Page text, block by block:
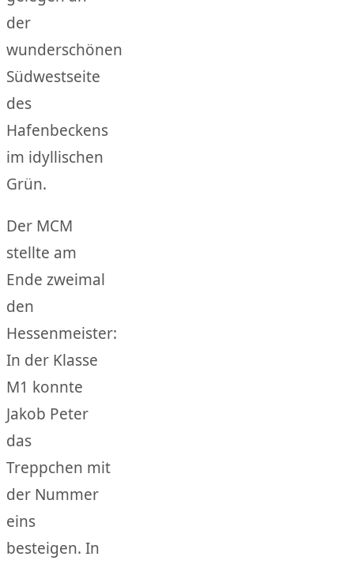
der
wunderschönen
Südwestseite
des
Hafenbeckens
im idyllischen
Grün.
Der MCM
stellte am
Ende zweimal
den
Hessenmeister:
In der Klasse
M1 konnte
Jakob Peter
das
Treppchen mit
der Nummer
eins
besteigen. In